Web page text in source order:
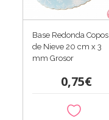
Base Redonda Copos
de Nieve 20 cm x 3
mm Grosor
0,75€